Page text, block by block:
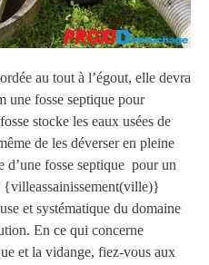
au tout à l’égout, elle devra
une fosse septique pour
stocke les eaux usées de
de les déverser en pleine
fosse septique pour un
{villeassainissement(ville)}
et systématique du domaine
En ce qui concerne
et la vidange, fiez-vous aux